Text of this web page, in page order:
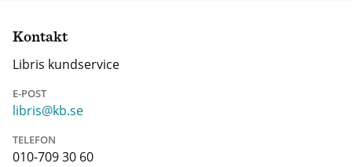
Kontakt
Libris kundservice
E-POST
libris@kb.se
TELEFON
010-709 30 60